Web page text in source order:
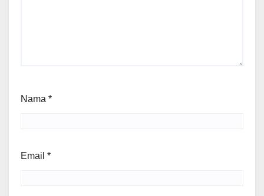
Nama *
Email *